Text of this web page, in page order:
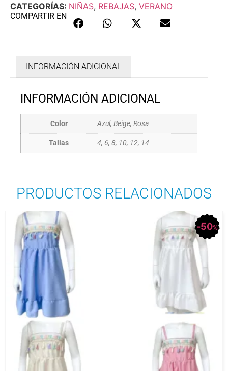
CATEGORÍAS: NIÑAS, REBAJAS, VERANO
COMPARTIR EN
INFORMACIÓN ADICIONAL
INFORMACIÓN ADICIONAL
Color Azul, Beige, Rosa
Tallas 4, 6, 8, 10, 12, 14
PRODUCTOS RELACIONADOS
50%